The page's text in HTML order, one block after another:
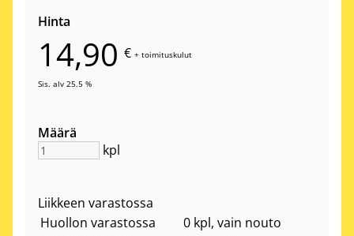
Hinta
14,90 € +toimituskulut
Sis. alv 25.5 %
Määrä
kpl
Liikkeen varastossa
Huollon varastossa
0 kpl, vain nouto